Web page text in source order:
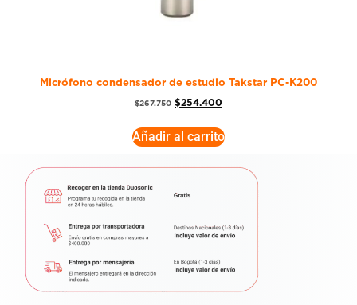
Micrófono condensador de estudio Takstar PC-K200
$267.750 $254.400
Añadir al carrito